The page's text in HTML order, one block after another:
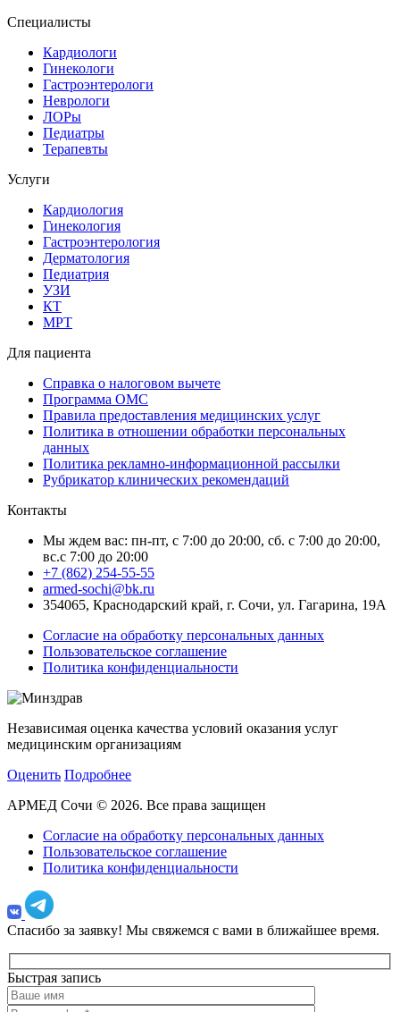
Специалисты
Кардиологи
Гинекологи
Гастроэнтерологи
Неврологи
ЛОРы
Педиатры
Терапевты
Услуги
Кардиология
Гинекология
Гастроэнтерология
Дерматология
Педиатрия
УЗИ
КТ
МРТ
Для пациента
Справка о налоговом вычете
Программа ОМС
Правила предоставления медицинских услуг
Политика в отношении обработки персональных
данных
Политика рекламно-информационной рассылки
Рубрикатор клинических рекомендаций
Контакты
Мы ждем вас: пн-пт, с 7:00 до 20:00, сб. с 7:00 до 20:00,
вс.с 7:00 до 20:00
+7 (862) 254-55-55
armed-sochi@bk.ru
354065, Краснодарский край, г. Сочи, ул. Гагарина, 19А
Согласие на обработку персональных данных
Пользовательское соглашение
Политика конфиденциальности
Независимая оценка качества условий оказания услуг
медицинским организациям
Оценить Подробнее
АРМЕД Сочи © 2026. Все права защищен
Согласие на обработку персональных данных
Пользовательское соглашение
Политика конфиденциальности
Спасибо за заявку! Мы свяжемся с вами в ближайшее время.
Быстрая запись